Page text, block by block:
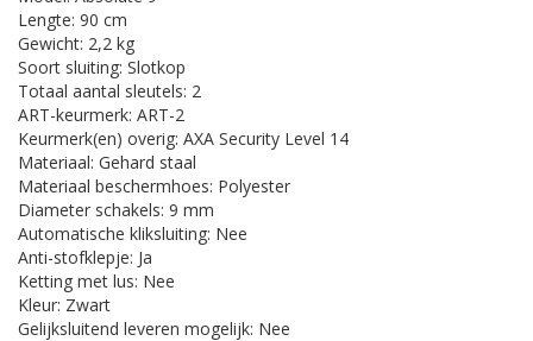
Lengte: 90 cm
Gewicht: 2,2 kg
Soort sluiting: Slotkop
Totaal aantal sleutels: 2
ART-keurmerk: ART-2
Keurmerk(en) overig: AXA Security Level 14
Materiaal: Gehard staal
Materiaal beschermhoes: Polyester
Diameter schakels: 9 mm
Automatische kliksluiting: Nee
Anti-stofklepje: Ja
Ketting met lus: Nee
Kleur: Zwart
Gelijksluitend leveren mogelijk: Nee